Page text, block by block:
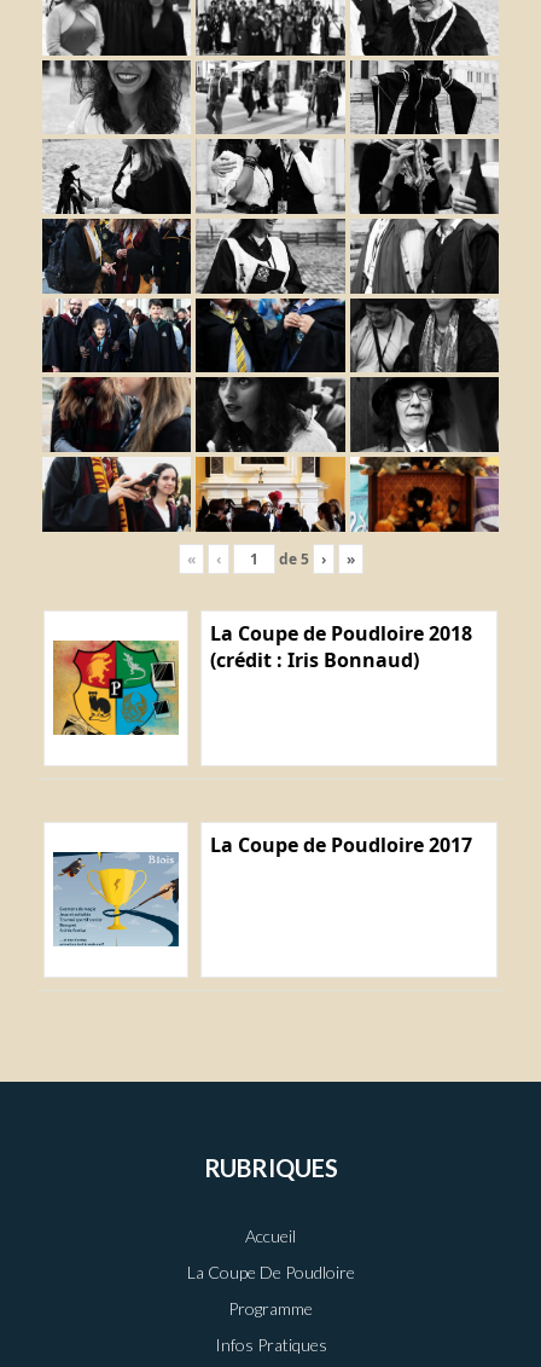
« ‹ de5 › »
La Coupe de Poudloire 2018
(crédit : Iris Bonnaud)
La Coupe de Poudloire 2017
RUBRIQUES
Accueil
La Coupe De Poudloire
Programme
Infos Pratiques